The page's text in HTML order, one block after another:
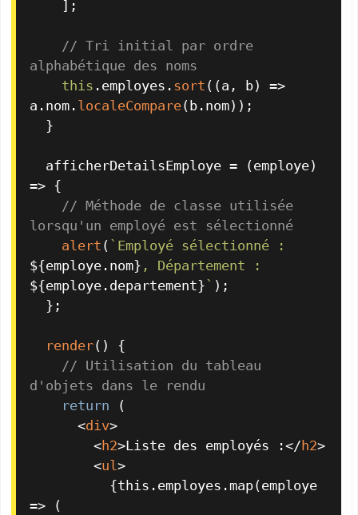
// Tri initial par ordre
alphabétique des noms
this . employes . sort ( (a, b) =>
a. nom . localeCompare(b. nom));
  afficherDetailsEmploye =
(employe)
=> {
// Méthode de classe utilisée
lorsqu'un employé est sélectionné
alert (
${employe.nom}
${employe.departement} ` );
render( ) {
// Utilisation du tableau
d'objets dans le rendu
return (
<div>
<h2>Liste des employés :</ h2>
<ul>
=> (